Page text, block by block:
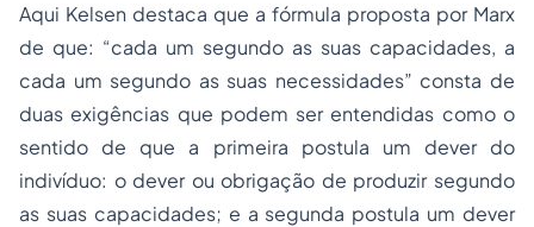
Aqui Kelsen destaca que a fórmula proposta por Marx
de que: “cada um segundo as suas capacidades, a
cada um segundo as suas necessidades” consta de
duas exigências que podem ser entendidas como o
sentido de que a primeira postula um dever do
indivíduo: o dever ou obrigação de produzir segundo
as suas capacidades; e a segunda postula um dever